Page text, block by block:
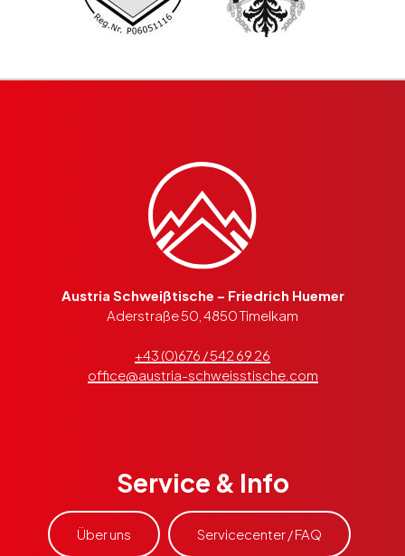
Austria Schweißtische – Friedrich Huemer
Aderstraße 50, 4850 Timelkam
+43 (0)676 / 542 69 26
office@austria-schweisstische.com
Service & Info
Über uns Servicecenter / FAQ